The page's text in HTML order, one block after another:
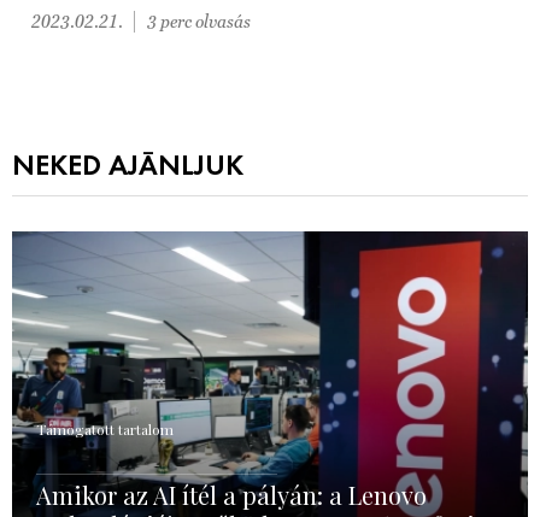
2023.02.21. 3 perc olvasás
NEKED AJÁNLJUK
Támogatott tartalom
Amikor az AI ítél a pályán: a Lenovo